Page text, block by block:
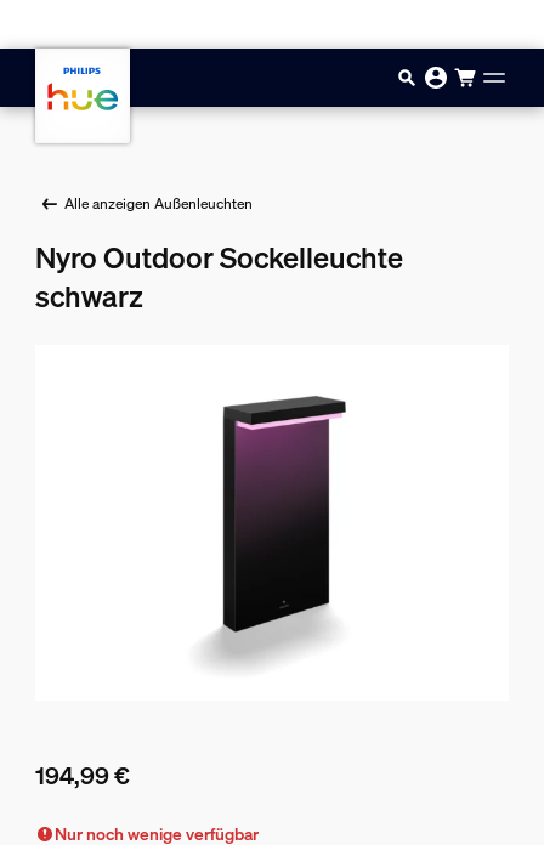
Alle anzeigen Außenleuchten
Nyro Outdoor Sockelleuchte
schwarz
194,99 €
Nur noch wenige verfügbar